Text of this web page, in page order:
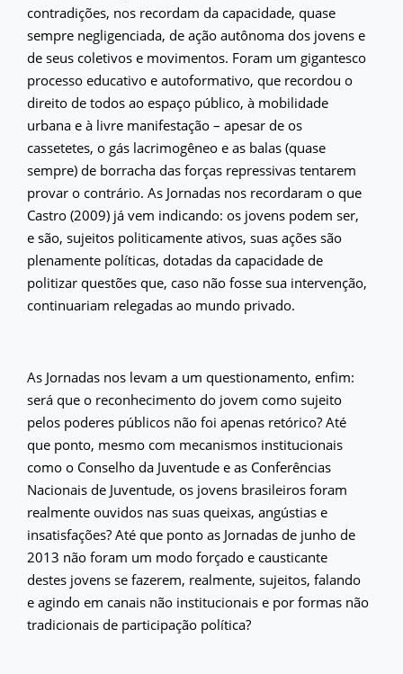
contradições, nos recordam da capacidade, quase
sempre negligenciada, de ação autônoma dos jovens e
de seus coletivos e movimentos. Foram um gigantesco
processo educativo e autoformativo, que recordou o
direito de todos ao espaço público, à mobilidade
urbana e à livre manifestação – apesar de os
cassetetes, o gás lacrimogêneo e as balas (quase
sempre) de borracha das forças repressivas tentarem
provar o contrário. As Jornadas nos recordaram o que
Castro (2009) já vem indicando: os jovens podem ser,
e são, sujeitos politicamente ativos, suas ações são
plenamente políticas, dotadas da capacidade de
politizar questões que, caso não fosse sua intervenção,
continuariam relegadas ao mundo privado.
As Jornadas nos levam a um questionamento, enfim:
será que o reconhecimento do jovem como sujeito
pelos poderes públicos não foi apenas retórico? Até
que ponto, mesmo com mecanismos institucionais
como o Conselho da Juventude e as Conferências
Nacionais de Juventude, os jovens brasileiros foram
realmente ouvidos nas suas queixas, angústias e
insatisfações? Até que ponto as Jornadas de junho de
2013 não foram um modo forçado e causticante
destes jovens se fazerem, realmente, sujeitos, falando
e agindo em canais não institucionais e por formas não
tradicionais de participação política?